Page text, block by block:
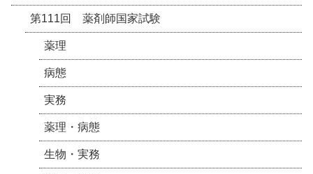
第111回 薬剤師国家試験
薬理
病態
実務
薬理・病態
生物・実務